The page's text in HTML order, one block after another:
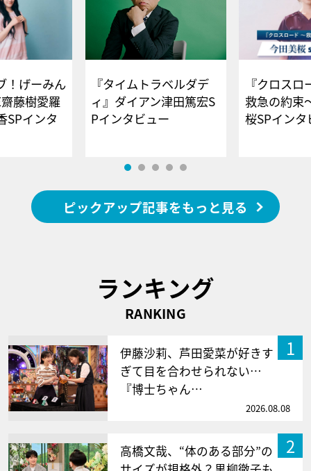
！げーみん
藤樹愛羅
SPインタ
『タイムトラベルダデ
ィ』ダイアン津田篤宏S
Pインタビュー
『クロス
救急の約束
桜SPイ
ピックアップ記事をもっと見る
ランキング
RANKING
1
伊藤沙莉、芦田愛菜が好きす
ぎて目を合わせられない…
『博士ちゃん…
2026.08.08
2
高橋文哉、“体のある部分”の